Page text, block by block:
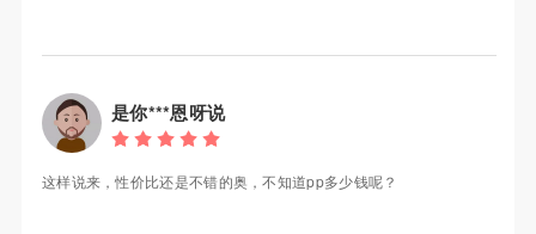
是你***恩呀说
这样说来，性价比还是不错的奥，不知道pp多少钱呢？